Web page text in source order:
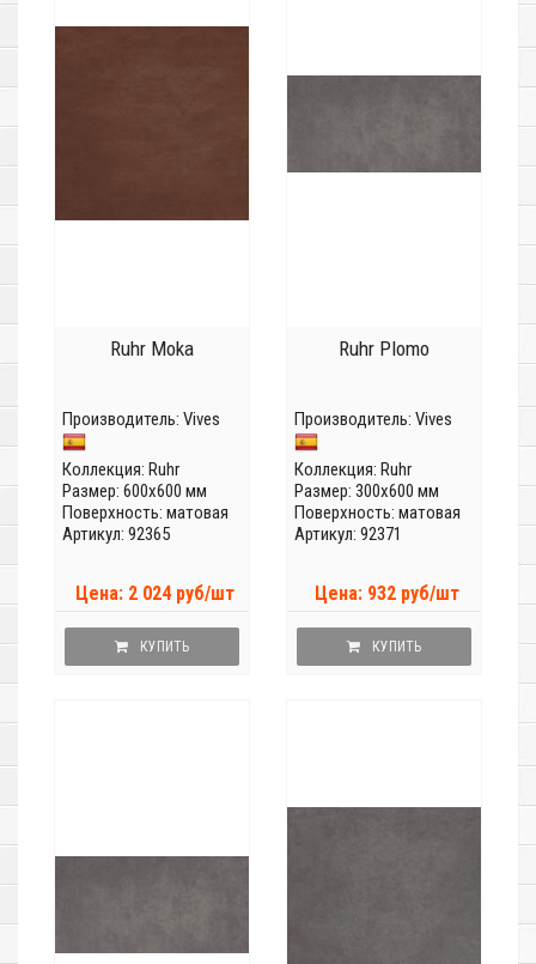
Ruhr Moka
Производитель: Vives
Коллекция: Ruhr
Размер: 600x600 мм
Поверхность: матовая
Артикул: 92365
Цена: 2 024 руб/шт
КУПИТЬ
Ruhr Plomo
Производитель: Vives
Коллекция: Ruhr
Размер: 300x600 мм
Поверхность: матовая
Артикул: 92371
Цена: 932 руб/шт
КУПИТЬ